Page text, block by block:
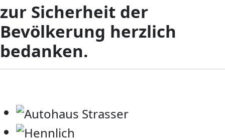
zur Sicherheit der
Bevölkerung herzlich
bedanken.